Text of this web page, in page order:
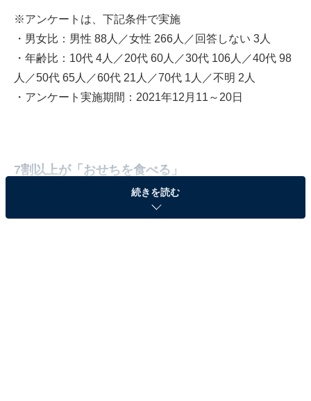
※アンケートは、下記条件で実施
・男女比：男性 88人／女性 266人／回答しない 3人
・年齢比：10代 4人／20代 60人／30代 106人／40代 98
人／50代 65人／60代 21人／70代 1人／不明 2人
・アンケート実施期間：2021年12月11～20日
7割以上が「おせちを食べる」
以下に示したのは「おせち料理を手作りしますか？」の
続きを読む